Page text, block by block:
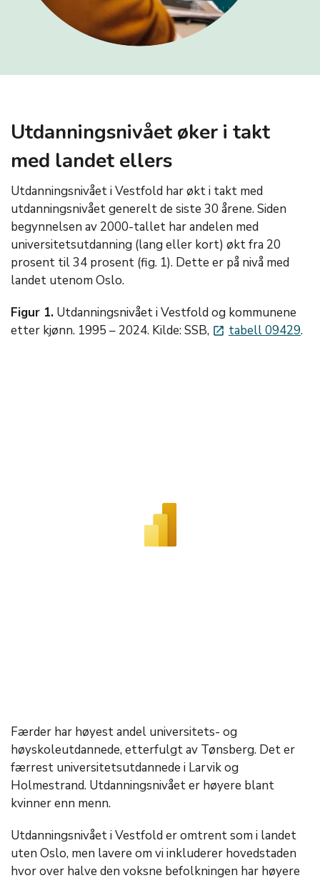
Utdanningsnivået øker i takt
med landet ellers
Utdanningsnivået i Vestfold har økt i takt med
utdanningsnivået generelt de siste 30 årene. Siden
begynnelsen av 2000-tallet har andelen med
universitetsutdanning (lang eller kort) økt fra 20
prosent til 34 prosent (fig. 1). Dette er på nivå med
landet utenom Oslo.
Figur 1. Utdanningsnivået i Vestfold og kommunene
etter kjønn. 1995 – 2024. Kilde: SSB, launch tabell 09429.
Færder har høyest andel universitets- og
høyskoleutdannede, etterfulgt av Tønsberg. Det er
færrest universitetsutdannede i Larvik og
Holmestrand. Utdanningsnivået er høyere blant
kvinner enn menn.
Utdanningsnivået i Vestfold er omtrent som i landet
uten Oslo, men lavere om vi inkluderer hovedstaden
hvor over halve den voksne befolkningen har høyere